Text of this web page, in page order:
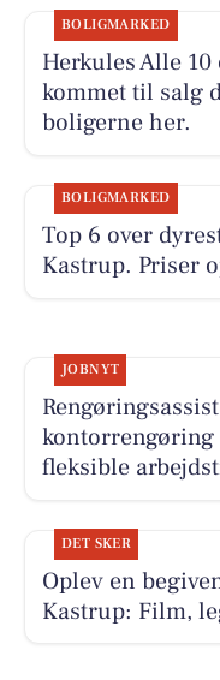
BOLIGMARKED
Herkules Alle
kommet til salg
boligerne her.
BOLIGMARKED
Top 6 over
Kastrup. Priser
JOBNYT
fleksible
DET SKER
Oplev en
Kastrup: Film,